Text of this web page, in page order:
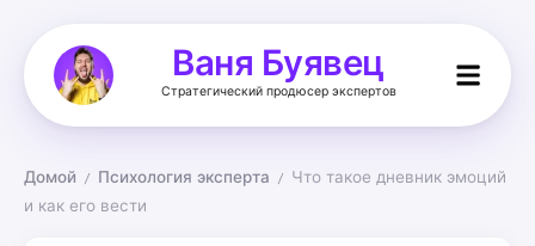
Ваня Буявец
Стратегический продюсер экспертов
Домой / Психология эксперта /
Что такое дневник эмоций
и как его вести